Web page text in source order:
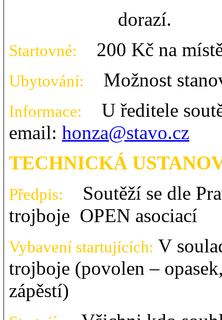
dorazí.
Startovné: 200 Kč na
Ubytování: Možnost
Informace:
U ředitele
email: honza@stavo.cz
TECHNICKÁ
Předpis:
Soutěží se dle
trojboje OPEN asociací
Vybavení startujících: V
trojboje (povolen –
zápěstí)